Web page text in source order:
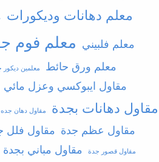
معلم دهانات وديكورات
معلم فلبيني معلم فوم
معلم ورق حائط
معلمين ديكور
مقاول ايبوكسي وعزل مائي
مقاول دهانات بجدة مقاول دهان جده
مقاول عظم جدة مقاول فلل
مقاول قصور جدة مقاول مباني بجدة